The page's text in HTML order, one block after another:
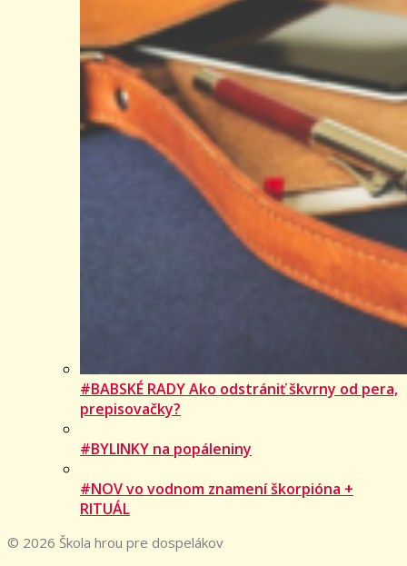
#BABSKÉ RADY Ako odstrániť škvrny od pera,
prepisovačky?
#BYLINKY na popáleniny
#NOV vo vodnom znamení škorpióna +
RITUÁL
© 2026 Škola hrou pre dospelákov